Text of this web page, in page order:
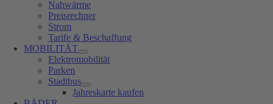
Nahwärme
Preisrechner
Strom
Tarife & Beschaffung
MOBILITÄT
Elektromobilität
Parken
Stadtbus
Jahreskarte kaufen